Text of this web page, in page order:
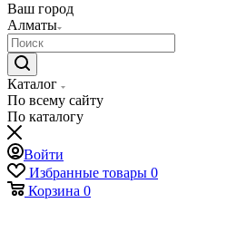
Ваш город
Алматы
Каталог
По всему сайту
По каталогу
Войти
Избранные товары 0
Корзина 0